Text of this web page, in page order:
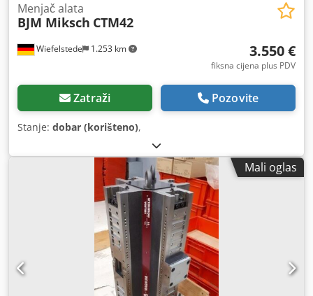
Wiefelstede 1.253 km
Menjač alata
BJM Miksch CTM42
3.550 €
fiksna cijena plus PDV
Zatraži Pozovite
Stanje: dobar (korišteno),
Mali oglas